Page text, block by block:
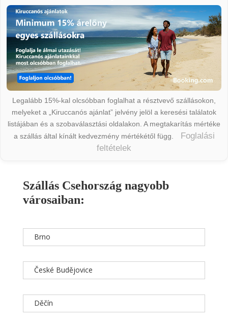
Legalább 15%-kal olcsóbban foglalhat a résztvevő szállásokon,
melyeket a „Kiruccanós ajánlat” jelvény jelöl a keresési találatok
listájában és a szobaválasztási oldalakon. A megtakarítás mértéke
a szállás által kínált kedvezmény mértékétől függ.
Foglalási
feltételek
Szállás Csehország nagyobb
városaiban:
Brno
České Budějovice
Děčín